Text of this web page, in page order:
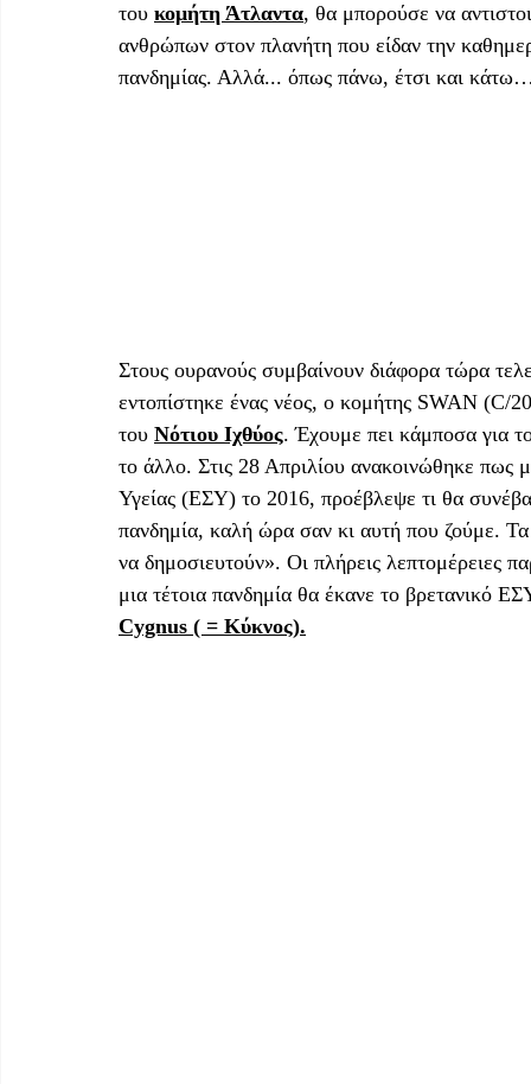
του κομήτη Άτλαντα, θα μπορούσε να
ανθρώπων στον πλανήτη που είδαν την
πανδημίας. Αλλά... όπως πάνω, έτσι και
Στους ουρανούς συμβαίνουν διάφορα τώρα
εντοπίστηκε ένας νέος, ο κομήτης SWAN (C/
του Νότιου Ιχθύος. Έχουμε πει κάμποσα για
το άλλο. Στις 28 Απριλίου ανακοινώθηκε πως
Υγείας (ΕΣΥ) το 2016, προέβλεψε τι θα
πανδημία, καλή ώρα σαν κι αυτή που ζούμε.
να δημοσιευτούν». Οι πλήρεις λεπτομέρειες
μια τέτοια πανδημία θα έκανε το βρετανικό
Cygnus ( = Κύκνος).